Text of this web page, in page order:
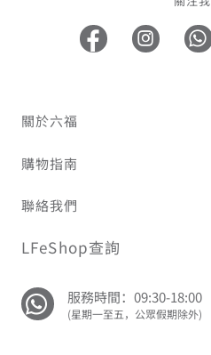
關於六福
購物指南
聯絡我們
LFeShop查詢
服務時間：09:30-18:00
(星期一至五，公眾假期除外)